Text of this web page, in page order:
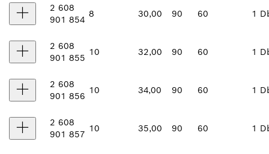
2 608
901 854
8 30,00 90 60 1
2 608
901 855
10 32,00 90 60 1
2 608
901 856
10 34,00 90 60 1
2 608
901 857
10 35,00 90 60 1